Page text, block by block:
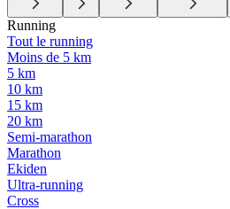
Running
Tout le running
Moins de 5 km
5 km
10 km
15 km
20 km
Semi-marathon
Marathon
Ekiden
Ultra-running
Cross